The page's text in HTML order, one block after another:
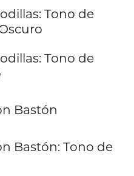
Tono de
Tono de
Bastón
Bastón: Tono de